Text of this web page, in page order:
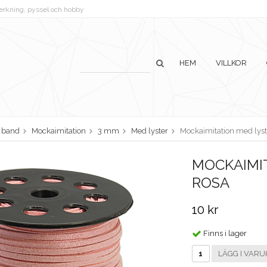
pyssel och hobby
HEM VILLKOR
band Mockaimitation 3 mm Med lyster Mockaimitation med
ROSA
10 kr
Finns i lager
LÄGG I